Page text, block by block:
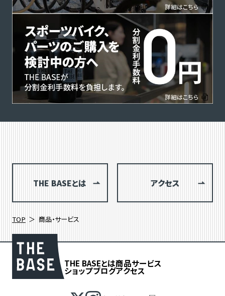
THE BASEとは アクセス
TOP 商品・サービス
THE BASEとは商品サービス
ショップブログアクセス